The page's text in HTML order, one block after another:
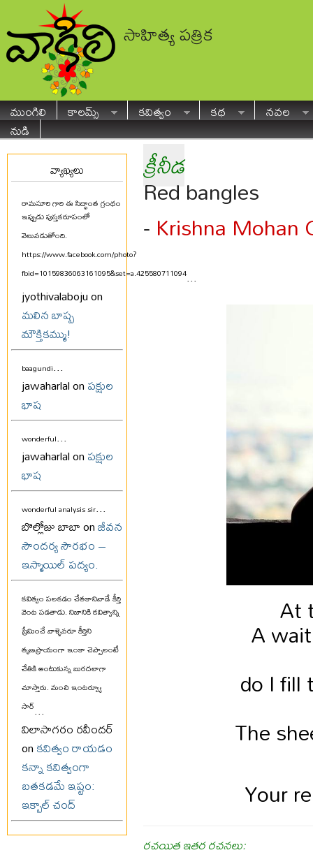
సాహిత్య పత్రిక
ముంగిలి కాలమ్స్ కవిత్వం కథ
నవల
నుడి
వ్యాఖ్యలు
రామసూరి గారి ఈ సిద్ధాంత గ్రంథం
ఇప్పుడు పుస్తకరూపంలో
వెలువడుతోంది.
https://www.facebook.com/photo?
fbid=10159836063161095&set=a.425580711094...
jyothivalaboju on
మలిన బాష్ప
మౌక్తికమ్ము!
baagundi...
jawaharlal onపక్షుల
భాష
wonderful...
jawaharlal onపక్షుల
భాష
wonderful analysis sir...
బొల్లోజు బాబా onజీవన
సౌందర్య సౌరభం –
ఇస్మాయిల్ పద్యం.
కవిత్వం పలకడం చేతకానివాడే కీర్తి
వెంట పడతాడు. నిజానికి కవిత్వాన్ని
ప్రేమించే వాళ్ళెవరూ కీర్తిని
తృణప్రాయంగా ఇంకా చెప్పాలంటే
చేతికి అంటుకున్న బురదలాగా
చూస్తారు. మంచి ఇంటర్వ్యూ
సార్...
విలాసాగరం రవీందర్
onకవిత్వం రాయడం
కన్నా కవిత్వంగా
బతకడమే ఇష్టం:
ఇక్బాల్ చంద్
క్రీనీడ
Red bangles
-Krishna Mohan
At
A
do I fill
The
Your
రచయిత ఇతర రచనలు: